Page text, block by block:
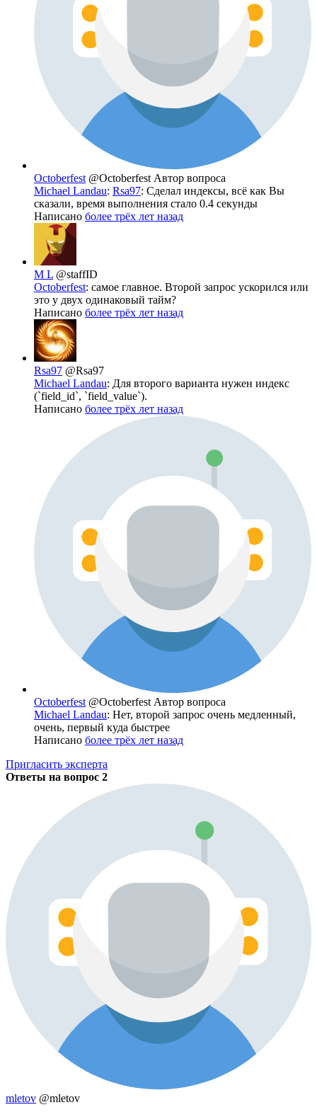
Octoberfest @Octoberfest Автор вопроса
Michael Landau: Rsa97: Сделал индексы, всё как Вы
сказали, время выполнения стало 0.4 секунды
Написано более трёх лет назад
M L @staffID
Octoberfest: самое главное. Второй запрос ускорился или
это у двух одинаковый тайм?
Написано более трёх лет назад
Rsa97 @Rsa97
Michael Landau: Для второго варианта нужен индекс
(`field_id`, `field_value`).
Написано более трёх лет назад
Octoberfest @Octoberfest Автор вопроса
Michael Landau: Нет, второй запрос очень медленный,
очень, первый куда быстрее
Написано более трёх лет назад
Пригласить эксперта
Ответы на вопрос 2
mletov @mletov